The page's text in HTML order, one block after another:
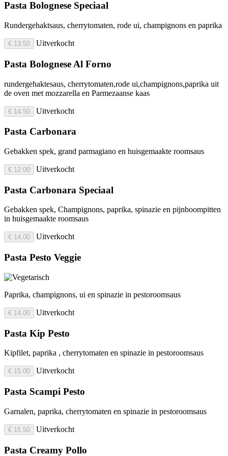
Pasta Bolognese Speciaal
Rundergehaktsaus, cherrytomaten, rode ui, champignons en paprika
€ 13.50 Uitverkocht
Pasta Bolognese Al Forno
rundergehaktesaus, cherrytomaten,rode ui,champignons,paprika uit
de oven met mozzarella en Parmezaanse kaas
€ 14.50 Uitverkocht
Pasta Carbonara
Gebakken spek, grand parmagiano en huisgemaakte roomsaus
€ 12.00 Uitverkocht
Pasta Carbonara Speciaal
Gebakken spek, Champignons, paprika, spinazie en pijnboompitten
in huisgemaakte roomsaus
€ 14.00 Uitverkocht
Pasta Pesto Veggie
Paprika, champignons, ui en spinazie in pestoroomsaus
€ 14.00 Uitverkocht
Pasta Kip Pesto
Kipfilet, paprika , cherrytomaten en spinazie in pestoroomsaus
€ 15.00 Uitverkocht
Pasta Scampi Pesto
Garnalen, paprika, cherrytomaten en spinazie in pestoroomsaus
€ 15.50 Uitverkocht
Pasta Creamy Pollo